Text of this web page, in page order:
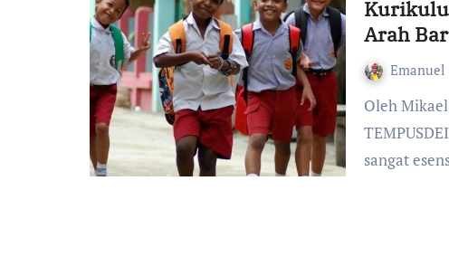
Arah
Emanuel
Oleh Mikael Sene, S.Fil., M.Pd, Mahasiswa S3 TP UNESA
sangat